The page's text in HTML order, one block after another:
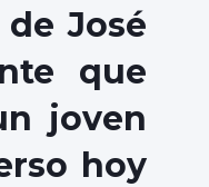
José
que
joven
hoy